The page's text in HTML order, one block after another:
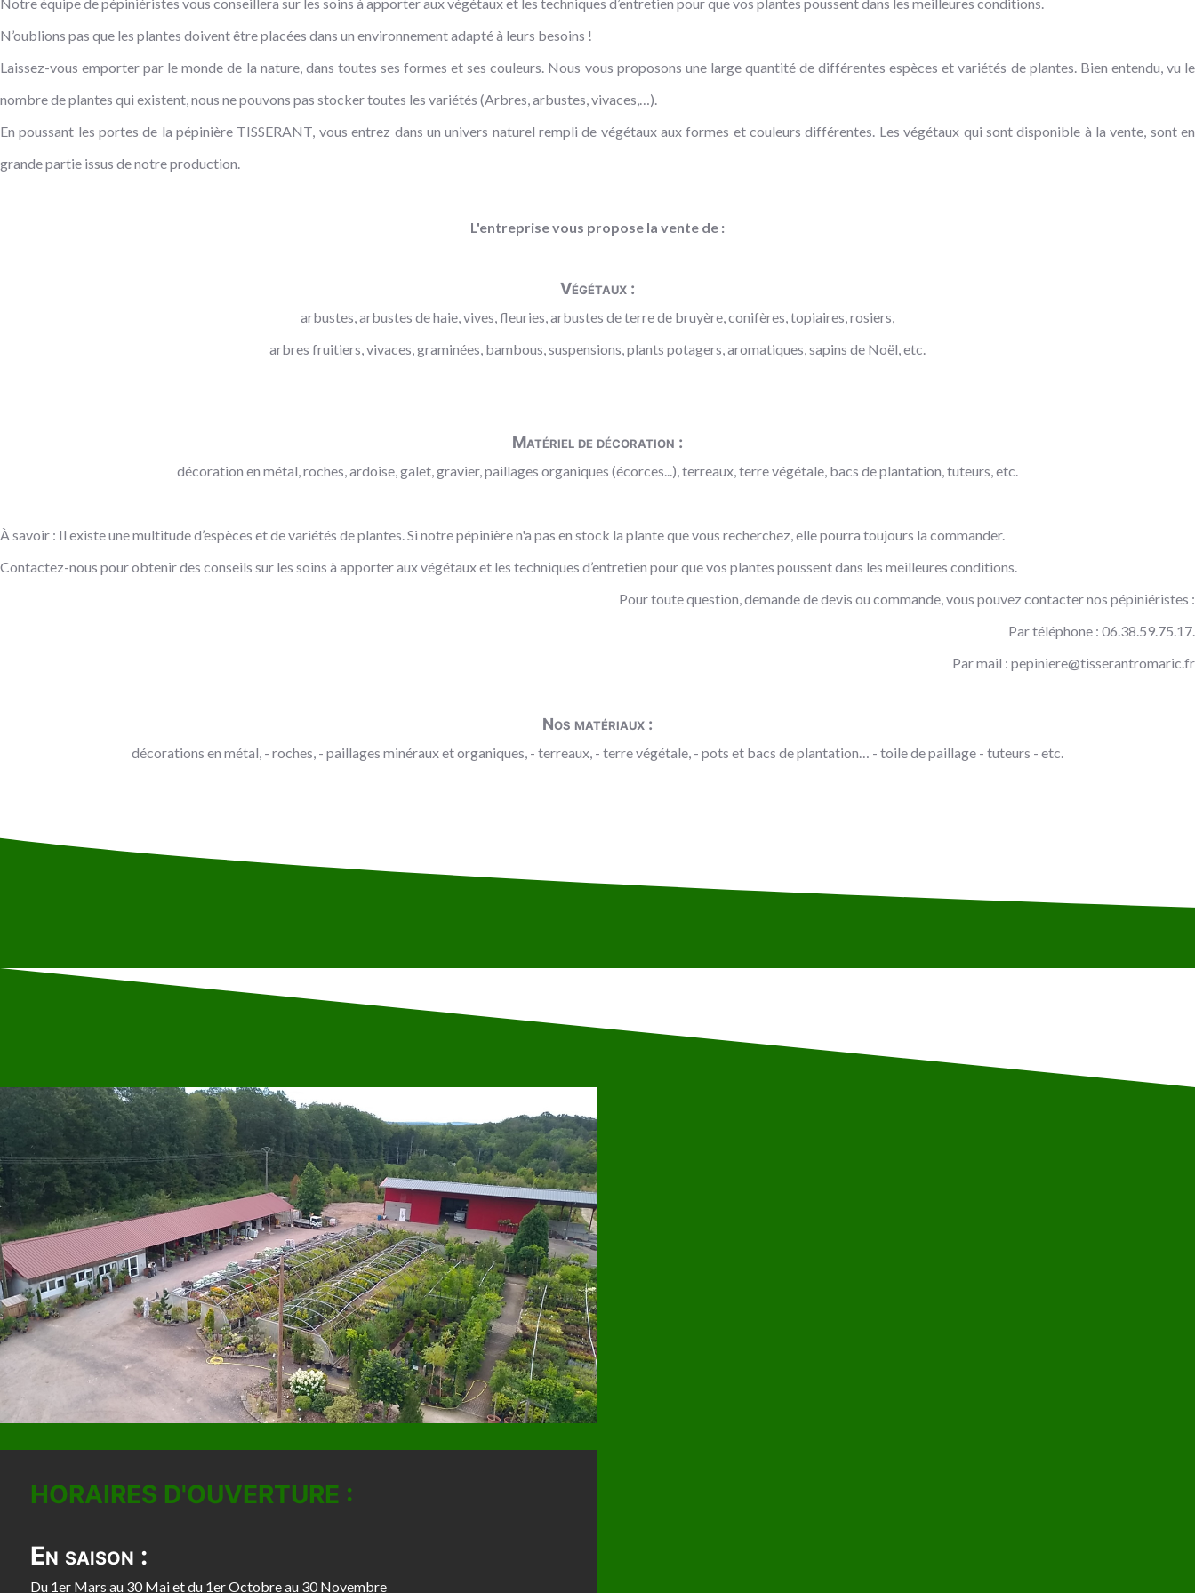
N’oublions pas que les plantes doivent être placées dans un environnement adapté à leurs besoins !
Laissez-vous emporter par le monde de la nature, dans toutes ses formes et ses couleurs. Nous vous proposons une large quantité de différentes espèces et variétés de plantes. Bien entendu, vu le
nombre de plantes qui existent, nous ne pouvons pas stocker toutes les variétés (Arbres, arbustes, vivaces,…).
En poussant les portes de la pépinière TISSERANT, vous entrez dans un univers naturel rempli de végétaux aux formes et couleurs différentes. Les végétaux qui sont disponible à la vente, sont en
grande partie issus de notre production.
L'entreprise vous propose la vente de :
Végétaux :
arbustes, arbustes de haie, vives, fleuries, arbustes de terre de bruyère, conifères, topiaires, rosiers,
arbres fruitiers, vivaces, graminées, bambous, suspensions, plants potagers, aromatiques, sapins de Noël, etc.
Matériel de décoration :
décoration en métal, roches, ardoise, galet, gravier, paillages organiques (écorces...), terreaux, terre végétale, bacs de plantation, tuteurs, etc.
À savoir : Il existe une multitude d’espèces et de variétés de plantes. Si notre pépinière n'a pas en stock la plante que vous recherchez, elle pourra toujours la commander.
Contactez-nous pour obtenir des conseils sur les soins à apporter aux végétaux et les techniques d’entretien pour que vos plantes poussent dans les meilleures conditions.
Pour toute question, demande de devis ou commande, vous pouvez contacter nos pépiniéristes :
Par téléphone : 06.38.59.75.17.
Par mail : pepiniere@tisserantromaric.fr
Nos matériaux :
décorations en métal, - roches, - paillages minéraux et organiques, - terreaux, - terre végétale, - pots et bacs de plantation… - toile de paillage - tuteurs - etc.
HORAIRES D'OUVERTURE :
En saison :
Du 1er Mars au 30 Mai et du 1er Octobre au 30 Novembre